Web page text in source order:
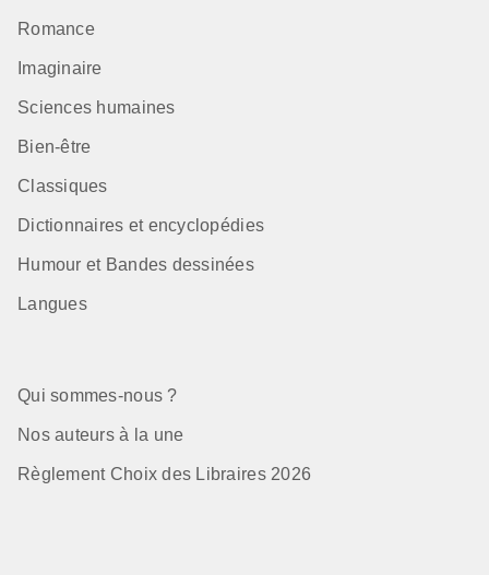
Romance
Imaginaire
Sciences humaines
Bien-être
Classiques
Dictionnaires et encyclopédies
Humour et Bandes dessinées
Langues
Qui sommes-nous ?
Nos auteurs à la une
Règlement Choix des Libraires 2026